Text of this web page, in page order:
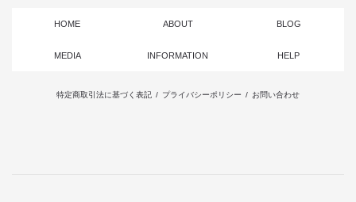
HOME ABOUT BLOG
MEDIA INFORMATION HELP
特定商取引法に基づく表記 / プライバシーポリシー / お問い合わせ